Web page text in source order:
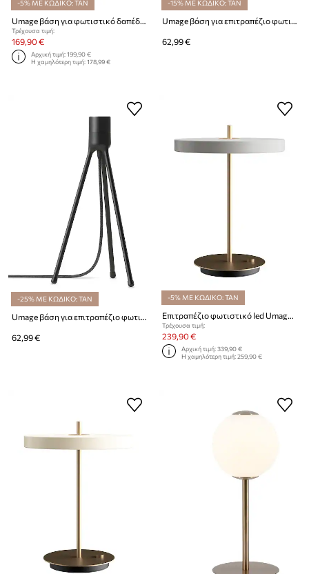
-5% ΜΕ ΚΩΔΙΚΟ: TAN
Umage βάση για φωτιστικό δαπέδου Sante Floor
Τρέχουσα τιμή:
169,90 €
Αρχική τιμή:199,90 €
Η χαμηλότερη τιμή:178,99 €
-15% ΜΕ ΚΩΔΙΚΟ: TAN
Umage βάση για επιτραπέζιο φωτιστικό Tripod Table
62,99 €
-25% ΜΕ ΚΩΔΙΚΟ: TAN
Umage βάση για επιτραπέζιο φωτιστικό Tripod Table
62,99 €
-5% ΜΕ ΚΩΔΙΚΟ: TAN
Επιτραπέζιο φωτιστικό led Umage Asteria Table 41 cm
Τρέχουσα τιμή:
239,90 €
Αρχική τιμή:339,90 €
Η χαμηλότερη τιμή:259,90 €